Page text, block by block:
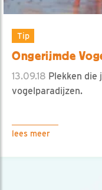
Tip
Ongerijmde
13.09.18 Plekken die
vogelparadijzen.
lees meer